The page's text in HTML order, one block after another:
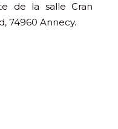
de la salle Cran
74960 Annecy.